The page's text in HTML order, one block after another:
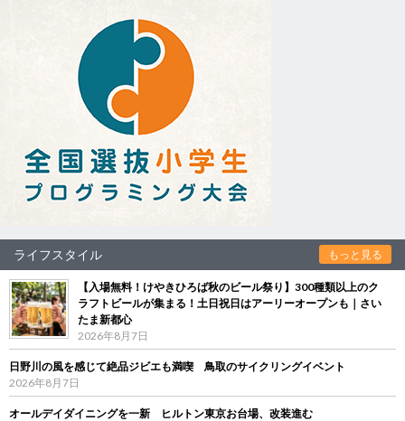
ライフスタイル もっと見る
【入場無料！けやきひろば秋のビール祭り】300種類以上のク
ラフトビールが集まる！土日祝日はアーリーオープンも｜さい
たま新都心
2026年8月7日
日野川の風を感じて絶品ジビエも満喫 鳥取のサイクリングイベント
2026年8月7日
オールデイダイニングを一新 ヒルトン東京お台場、改装進む